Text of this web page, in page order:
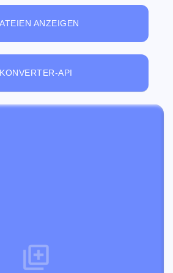
ANZEIGEN
KONVERTER-API